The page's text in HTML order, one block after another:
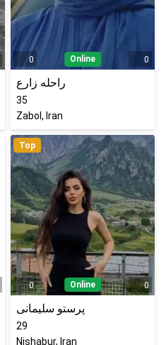
0 Online 0
راحله زارع
35
Zabol, Iran
Top
0 Online 0
پرستو سلیمانی
29
Nishabur, Iran